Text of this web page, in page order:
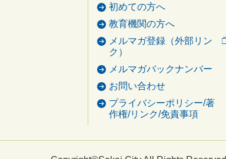
初めての方へ
教育機関の方へ
メルマガ登録（外部リン
ク）
メルマガバックナンバー
お問い合わせ
プライバシーポリシー/著
作権/リンク/免責事項